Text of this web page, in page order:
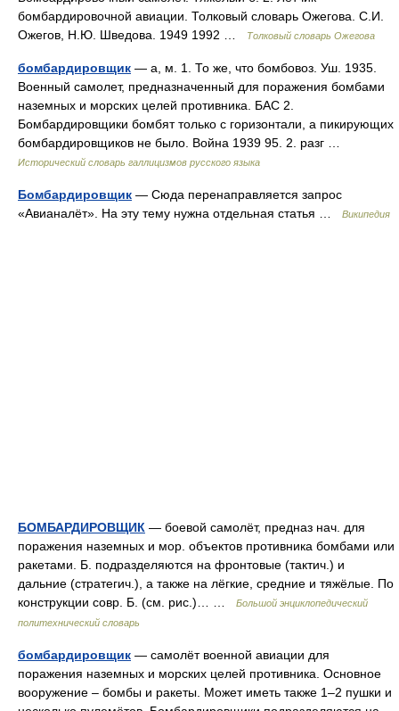
бомбардировочной авиации. Толковый словарь Ожегова. С.И.
Ожегов, Н.Ю. Шведова. 1949 1992 …
Толковый словарь Ожегова
бомбардировщик — а, м. 1. То же, что бомбовоз. Уш. 1935.
Военный самолет, предназначенный для поражения бомбами
наземных и морских целей противника. БАС 2.
Бомбардировщики бомбят только с горизонтали, а пикирующих
бомбардировщиков не было. Война 1939 95. 2. разг …
Исторический словарь галлицизмов русского языка
Бомбардировщик — Сюда перенаправляется запрос
«Авианалёт». На эту тему нужна отдельная статья …
Википедия
БОМБАРДИРОВЩИК — боевой самолёт, предназ нач. для
поражения наземных и мор. объектов противника бомбами или
ракетами. Б. подразделяются на фронтовые (тактич.) и
дальние (стратегич.), а также на лёгкие, средние и тяжёлые. По
конструкции совр. Б. (см. рис.)… …
Большой энциклопедический
политехнический словарь
бомбардировщик — самолёт военной авиации для
поражения наземных и морских целей противника. Основное
вооружение – бомбы и ракеты. Может иметь также 1–2 пушки и